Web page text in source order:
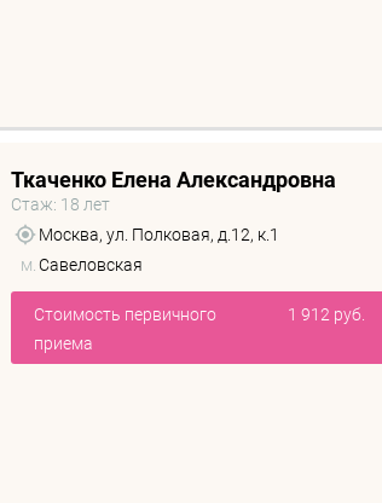
Ткаченко Елена Александровна
Стаж: 18 лет
Москва, ул. Полковая, д.12, к.1
м. Савеловская
Стоимость первичного
приема
1 912 руб.